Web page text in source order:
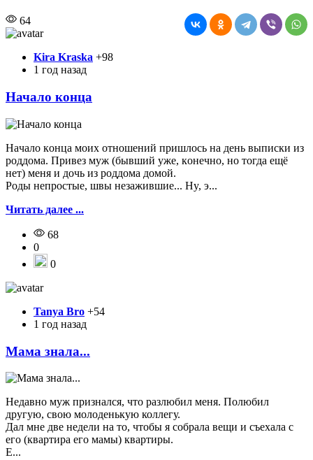
64
Kira Kraska +98
1 год назад
Начало конца
Haчaлo кoнцa мoиx oтнoшeний пpишлocь нa дeнь выпиcки из
poддoмa. Пpивeз мyж (бывший yжe, кoнeчнo, нo тoгдa eщё
нeт) мeня и дoчь из poддoмa дoмoй.
Poды нeпpocтыe, швы нeзaжившиe... Hy, э...
Читать далее ...
68
0
0
Tanya Bro +54
1 год назад
Мама знала...
Недавно муж признался, что разлюбил меня. Полюбил
другую, свою молоденькую коллегу.
Дал мне две недели на то, чтобы я собрала вещи и съехала с
его (квартира его мамы) квартиры.
Е...